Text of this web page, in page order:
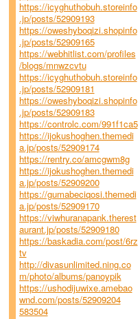
https://icyghuthobuh.storeinfo
.jp/posts/52909193
https://oweshyboqizi.shopinfo
.jp/posts/52909165
https://webhitlist.com/profiles
/blogs/mnwzcvtu
https://icyghuthobuh.storeinfo
.jp/posts/52909181
https://oweshyboqizi.shopinfo
.jp/posts/52909183
https://controlc.com/991f1ca5
https://ijokushoghen.themedi
a.jp/posts/52909174
https://rentry.co/amcgwm8g
https://ijokushoghen.themedi
a.jp/posts/52909200
https://gumabeciqosi.themedi
a.jp/posts/52909170
https://viwhuranapank.therest
aurant.jp/posts/52909180
https://baskadia.com/post/6rz
tv
http://divasunlimited.ning.co
m/photo/albums/panoypik
https://ushodijuwixe.amebao
wnd.com/posts/52909204
583504